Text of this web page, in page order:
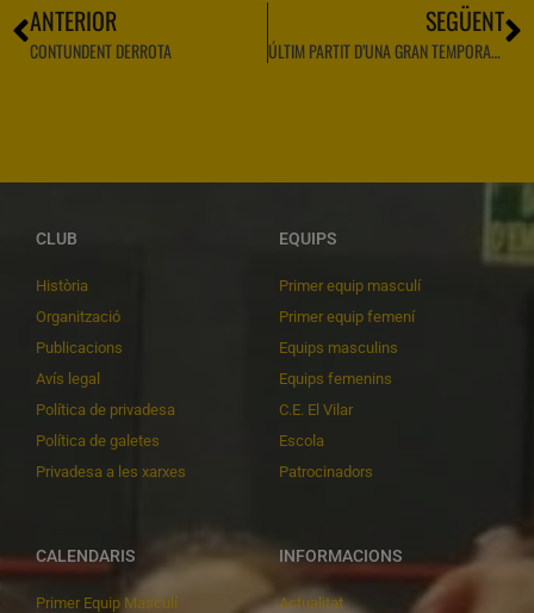
ANTERIOR
CONTUNDENT DERROTA
SEGÜENT
ÚLTIM PARTIT D’UNA GRAN TEMPORADA
CLUB
Història
Organització
Publicacions
Avís legal
Política de privadesa
Política de galetes
Privadesa a les xarxes
EQUIPS
Primer equip masculí
Primer equip femení
Equips masculins
Equips femenins
C.E. El Vilar
Escola
Patrocinadors
CALENDARIS
Primer Equip Masculí
INFORMACIONS
Actualitat